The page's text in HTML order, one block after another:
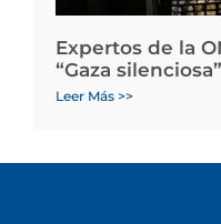
Expertos de la
“Gaza
Leer Más >>